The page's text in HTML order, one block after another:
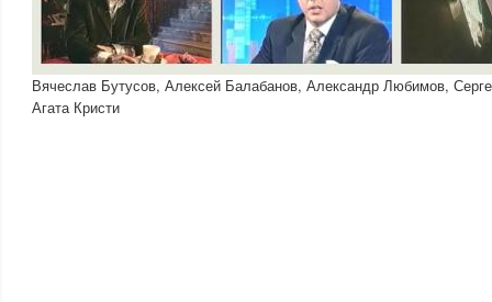
Вячеслав Бутусов, Алексей Балабанов, Александр Любимов,
Агата Кристи